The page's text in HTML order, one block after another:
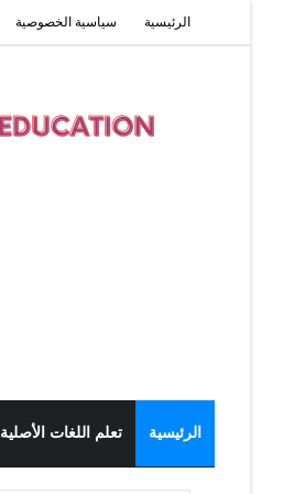
الرئيسية سياسية الخصوصية
الرئيسية تعلم اللغات الأصلية